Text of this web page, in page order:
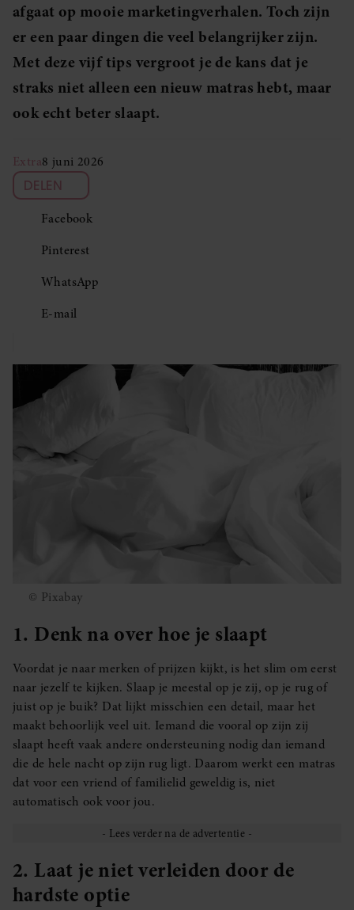
afgaat op mooie marketingverhalen. Toch zijn
er een paar dingen die veel belangrijker zijn.
Met deze vijf tips vergroot je de kans dat je
straks niet alleen een nieuw matras hebt, maar
ook echt beter slaapt.
Extra8 juni 2026
DELEN
Facebook
Pinterest
WhatsApp
E-mail
© Pixabay
1. Denk na over hoe je slaapt
Voordat je naar merken of prijzen kijkt, is het slim om eerst
naar jezelf te kijken. Slaap je meestal op je zij, op je rug of
juist op je buik? Dat lijkt misschien een detail, maar het
maakt behoorlijk veel uit. Iemand die vooral op zijn zij
slaapt heeft vaak andere ondersteuning nodig dan iemand
die de hele nacht op zijn rug ligt. Daarom werkt een matras
dat voor een vriend of familielid geweldig is, niet
automatisch ook voor jou.
2. Laat je niet verleiden door de
hardste optie